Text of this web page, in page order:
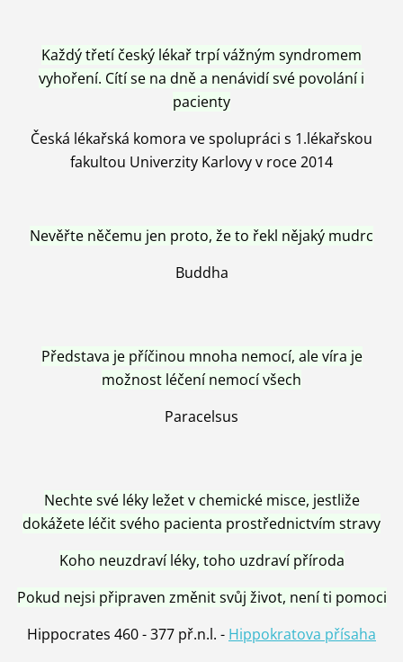
Každý třetí český lékař trpí vážným syndromem
vyhoření. Cítí se na dně a nenávidí své povolání i
pacienty
Česká lékařská komora ve spolupráci s 1.lékařskou
fakultou Univerzity Karlovy v roce 2014
Nevěřte něčemu jen proto, že to řekl nějaký mudrc
Buddha
Představa je příčinou mnoha nemocí, ale víra je
možnost léčení nemocí všech
Paracelsus
Nechte své léky ležet v chemické misce, jestliže
dokážete léčit svého pacienta prostřednictvím stravy
Koho neuzdraví léky, toho uzdraví příroda
Pokud nejsi připraven změnit svůj život, není ti pomoci
Hippocrates 460 - 377 př.n.l. - Hippokratova přísaha